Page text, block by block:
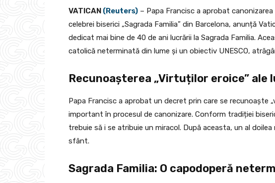
VATICAN (Reuters) – Papa Francisc a aprobat
celebrei biserici „Sagrada Familia” din Barcelona, anunță
dedicat mai bine de 40 de ani lucrării la Sagrada Familia.
catolică neterminată din lume și un obiectiv UNESCO,
Recunoașterea „Virtuților eroice” ale
Papa Francisc a aprobat un decret prin care se recunoaște
important în procesul de canonizare. Conform tradiției
trebuie să i se atribuie un miracol. După aceasta, un al
sfânt.
Sagrada Familia: O capodoperă